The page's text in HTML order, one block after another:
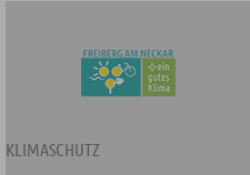
KLIMASCHUTZ